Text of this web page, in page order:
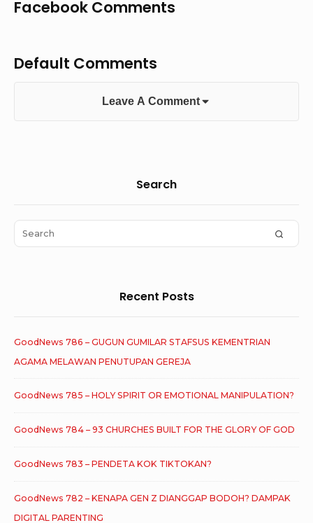
Facebook Comments
Default Comments
Leave A Comment
Area
Search
Search
for:
Recent Posts
GoodNews 786 – GUGUN GUMILAR STAFSUS KEMENTRIAN
AGAMA MELAWAN PENUTUPAN GEREJA
GoodNews 785 – HOLY SPIRIT OR EMOTIONAL MANIPULATION?
GoodNews 784 – 93 CHURCHES BUILT FOR THE GLORY OF GOD
GoodNews 783 – PENDETA KOK TIKTOKAN?
GoodNews 782 – KENAPA GEN Z DIANGGAP BODOH? DAMPAK
DIGITAL PARENTING